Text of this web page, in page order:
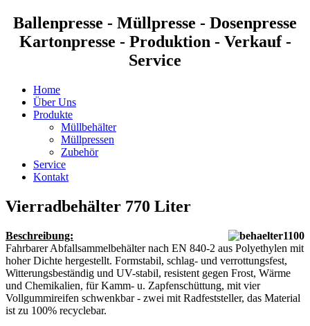
Ballenpresse - Müllpresse - Dosenpresse
Kartonpresse - Produktion - Verkauf -
Service
Home
Über Uns
Produkte
Müllbehälter
Müllpressen
Zubehör
Service
Kontakt
Vierradbehälter 770 Liter
Beschreibung:
Fahrbarer Abfallsammelbehälter nach EN 840-2 aus Polyethylen mit
hoher Dichte hergestellt. Formstabil, schlag- und verrottungsfest,
Witterungsbeständig und UV-stabil, resistent gegen Frost, Wärme
und Chemikalien, für Kamm- u. Zapfenschüttung, mit vier
Vollgummireifen schwenkbar - zwei mit Radfeststeller, das Material
ist zu 100% recyclebar.